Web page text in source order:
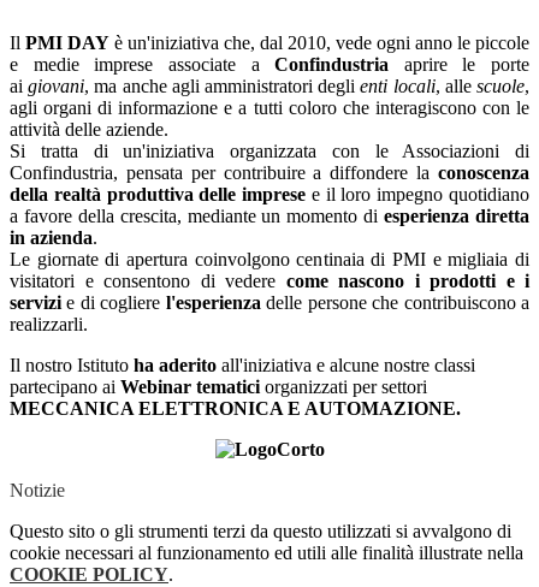
Il PMI DAY è un'iniziativa che, dal 2010, vede ogni anno le piccole
e medie imprese associate aConfindustria
aprire le porte
aigiovani, ma anche agli amministratori deglienti locali, allescuole,
agli organi di informazione e a tutti coloro che interagiscono con le
attività delle aziende.
Si tratta di un'iniziativa organizzata con le Associazioni di
Confindustria, pensata per contribuire a diffondere la conoscenza
della realtà produttiva delle imprese e il loro impegno quotidiano
a favore della crescita, mediante un momento diesperienza diretta
in azienda.
Le giornate di apertura coinvolgono centinaia di PMIe migliaia di
visitatori e consentono di vedere come nascono i prodotti e i
servizi e di cogliere l'esperienza delle persone che contribuiscono a
realizzarli.
Il nostro Istituto ha aderito all'iniziativa e alcune nostre classi
partecipano ai Webinar tematici organizzati per settori
MECCANICA ELETTRONICA E AUTOMAZIONE.
Notizie
Questo sito o gli strumenti terzi da questo utilizzati si avvalgono di
cookie necessari al funzionamento ed utili alle finalità illustrate nella
COOKIE POLICY.